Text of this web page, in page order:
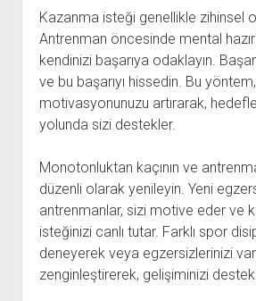
Kazanma isteği genellikle zihinsel
Antrenman öncesinde mental
kendinizi başarıya odaklayın.
ve bu başarıyı hissedin. Bu yöntem,
motivasyonunuzu artırarak,
yolunda sizi destekler.
Monotonluktan kaçının ve
düzenli olarak yenileyin. Yeni
antrenmanlar, sizi motive eder ve
isteğinizi canlı tutar. Farklı spor
deneyerek veya egzersizlerinizi
zenginleştirerek, gelişiminizi